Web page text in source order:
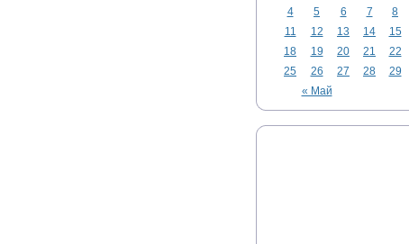
« Май
4
5 6 7 8
11
12 13 14 15
18
19 20 21 22
25
26 27 28 29